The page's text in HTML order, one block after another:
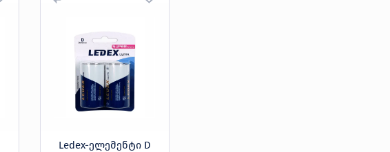
Ledex-ელემენტი D